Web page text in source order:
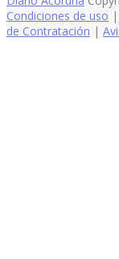
Condiciones de uso |
de Contratación |